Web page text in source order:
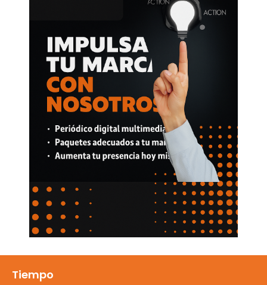
Tiempo